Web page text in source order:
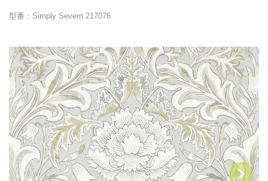
型番：Simply Severn 217076